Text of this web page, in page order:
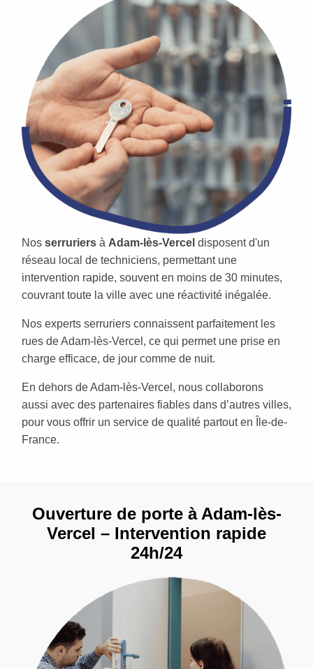
Nos serruriers à Adam-lès-Vercel disposent d'un
réseau local de techniciens, permettant une
intervention rapide, souvent en moins de 30 minutes,
couvrant toute la ville avec une réactivité inégalée.
Nos experts serruriers connaissent parfaitement les
rues de Adam-lès-Vercel, ce qui permet une prise en
charge efficace, de jour comme de nuit.
En dehors de Adam-lès-Vercel, nous collaborons
aussi avec des partenaires fiables dans d’autres villes,
pour vous offrir un service de qualité partout en Île-de-
France.
Ouverture de porte à Adam-lès-
Vercel – Intervention rapide
24h/24